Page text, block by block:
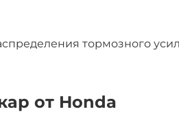
тормозного
от Honda